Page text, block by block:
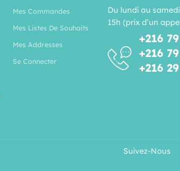
Mes Commandes
Mes Listes De Souhaits
Mes Addresses
Se Connecter
Du lundi au
15h (prix d’un
+216
+216
+216
Suivez-Nous